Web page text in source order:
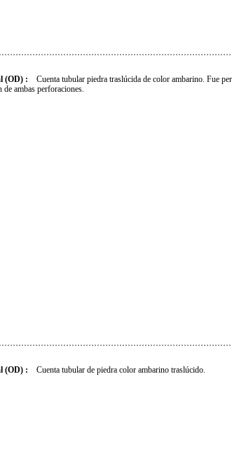
(OD) :
Cuenta tubular piedra traslúcida de color ambarino. Fue
ambas perforaciones.
(OD) :
Cuenta tubular de piedra color ambarino traslúcido.